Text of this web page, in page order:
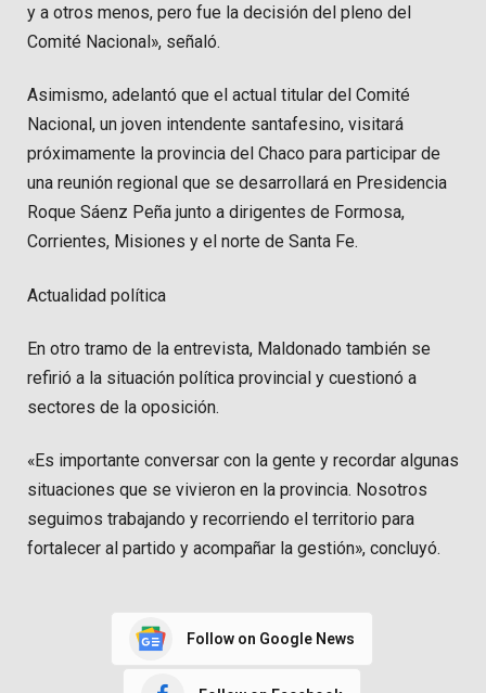
y a otros menos, pero fue la decisión del pleno del
Comité Nacional», señaló.
Asimismo, adelantó que el actual titular del Comité
Nacional, un joven intendente santafesino, visitará
próximamente la provincia del Chaco para participar de
una reunión regional que se desarrollará en Presidencia
Roque Sáenz Peña junto a dirigentes de Formosa,
Corrientes, Misiones y el norte de Santa Fe.
Actualidad política
En otro tramo de la entrevista, Maldonado también se
refirió a la situación política provincial y cuestionó a
sectores de la oposición.
«Es importante conversar con la gente y recordar algunas
situaciones que se vivieron en la provincia. Nosotros
seguimos trabajando y recorriendo el territorio para
fortalecer al partido y acompañar la gestión», concluyó.
Follow on Google News